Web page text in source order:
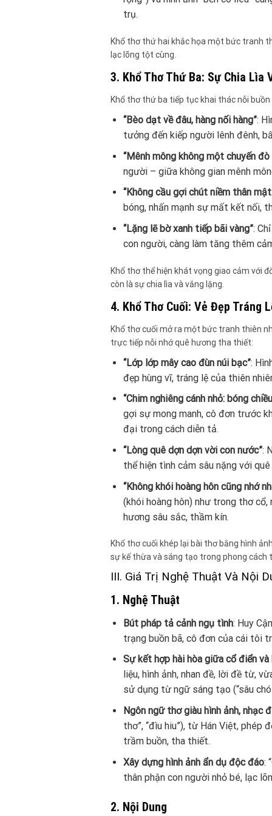
trụ.
Khổ thơ thứ hai khắc họa một bức tranh
lạc lõng tột cùng.
3. Khổ Thơ Thứ Ba: Sự Chia Lìa
Khổ thơ thứ ba tiếp tục khai thác nỗi
“Bèo dạt về đâu, hàng nối hàng”:
tưởng đến kiếp người lênh đênh,
“Mênh mông không một chuyến đò
người – giữa không gian mênh
“Không cầu gợi chút niềm thân
bóng, nhấn mạnh sự mất kết nối,
“Lặng lẽ bờ xanh tiếp bãi vàng”:
con người, càng làm tăng thêm
Khổ thơ thể hiện khát vọng giao cảm với
còn là sự chia lìa và vắng lặng.
4. Khổ Thơ Cuối: Vẻ Đẹp Tráng
Khổ thơ cuối mở ra một bức tranh thiên
trực tiếp nỗi nhớ quê hương tha thiết:
“Lớp lớp mây cao đùn núi bạc”:
đẹp hùng vĩ, tráng lệ của thiên
“Chim nghiêng cánh nhỏ: bóng
gợi sự mong manh, cô đơn trước
đại trong cách diễn tả.
“Lòng quê dợn dợn vời con nước”:
thể hiện tình cảm sâu nặng với quê
“Không khói hoàng hôn cũng nhớ
(khói hoàng hôn) như trong thơ
hương sâu sắc, thầm kín.
Khổ thơ cuối khép lại bài thơ bằng hình
sự kế thừa và sáng tạo trong phong cách
III. Giá Trị Nghệ Thuật Và Nội
1. Nghệ Thuật
Bút pháp tả cảnh ngụ tình: Huy
trạng buồn bã, cô đơn của cái tôi
Sự kết hợp hài hòa giữa cổ điển và
liệu, hình ảnh, nhan đề, lời đề từ,
sử dụng từ ngữ sáng tạo (“sâu
Ngôn ngữ thơ giàu hình ảnh, nhạc
thơ”, “đìu hiu”), từ Hán Việt,
trầm buồn, tha thiết.
Xây dựng hình ảnh ẩn dụ độc đáo:
thân phận con người nhỏ bé, lạc
2. Nội Dung